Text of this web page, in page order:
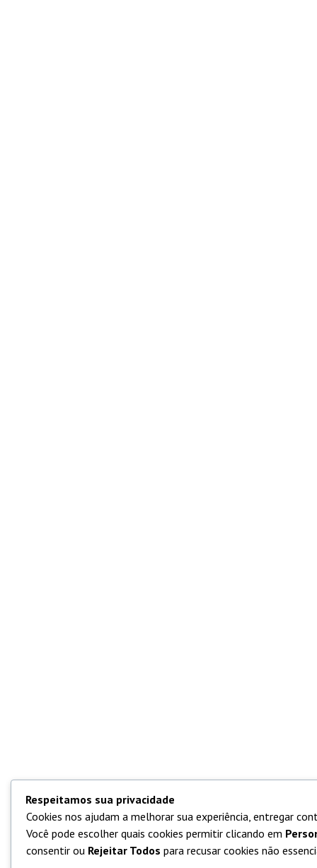
Respeitamos sua privacidade
Cookies nos ajudam a melhorar sua experiência, entregar
Você pode escolher quais cookies permitir clicando em
consentir ou Rejeitar Todos para recusar cookies não